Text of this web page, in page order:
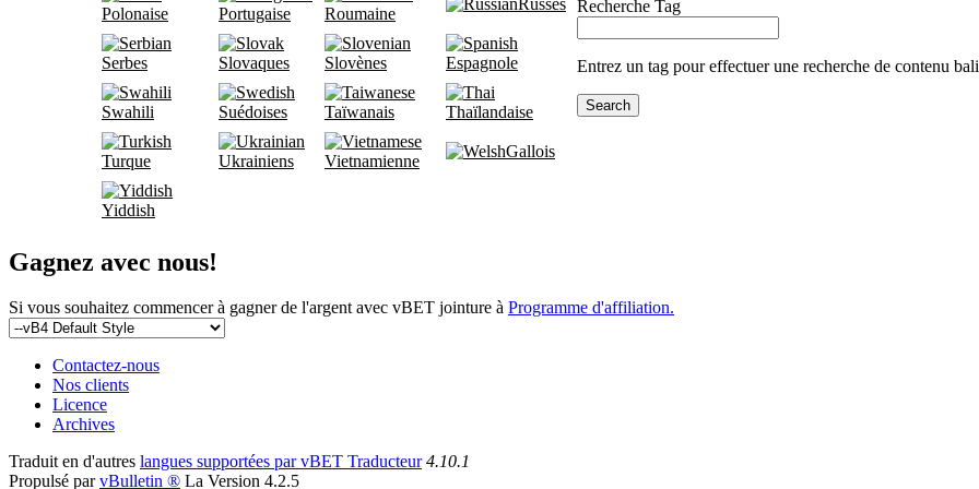
Polonaise Portugaise Roumaine
Serbes Slovaques Slovènes Espagnole
Swahili Suédoises Taïwanais Thaïlandaise
Turque Ukrainiens Vietnamienne
Gallois
Yiddish
Gagnez avec nous!
Si vous souhaitez commencer à gagner de l'argent avec vBET jointure à Programme d'affiliation.
Recherche Tag
Entrez un tag pour effectuer une recherche de contenu
Contactez-nous
Nos clients
Licence
Archives
Traduit en d'autres langues supportées par vBET Traducteur 4.10.1
Propulsé parvBulletin ® La Version 4.2.5